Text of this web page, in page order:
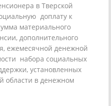
в Тверской
доплату к
материального
дополнительного
ежемесячной денежной
набора социальных
установленных
области в денежном